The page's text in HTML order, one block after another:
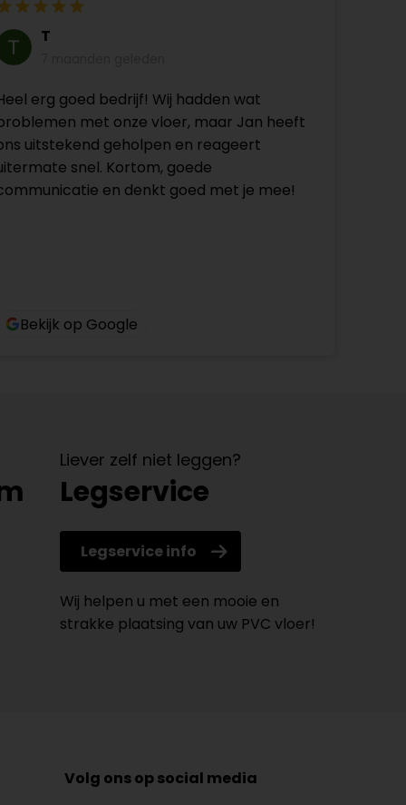
T
erg goed bedrijf! Wij hadden wat
met onze vloer, maar Jan heeft
uitstekend geholpen en reageert
snel. Kortom, goede
en denkt goed met je mee!
Bekijk op Google
Liever zelf niet leggen?
Legservice
Legservice info
Wij helpen u met een mooie en
strakke plaatsing van uw PVC vloer!
Volg ons op social media